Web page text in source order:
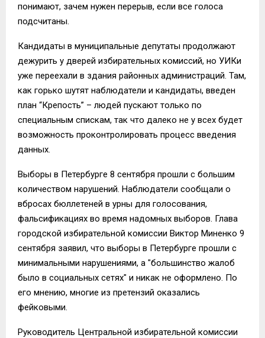
понимают, зачем нужен перерыв, если все голоса
подсчитаны.
Кандидаты в муниципальные депутаты продолжают
дежурить у дверей избирательных комиссий, но УИКи
уже переехали в здания районных администраций. Там,
как горько шутят наблюдатели и кандидаты, введен
план “Крепость” – людей пускают только по
специальным спискам, так что далеко не у всех будет
возможность проконтролировать процесс введения
данных.
Выборы в Петербурге 8 сентября прошли с большим
количеством нарушений. Наблюдатели сообщали о
вбросах бюллетеней в урны для голосования,
фальсификациях во время надомных выборов. Глава
городской избирательной комиссии Виктор Миненко 9
сентября заявил, что выборы в Петербурге прошли с
минимальными нарушениями, а "большинство жалоб
было в социальных сетях" и никак не оформлено. По
его мнению, многие из претензий оказались
фейковыми.
Руководитель Центральной избирательной комиссии